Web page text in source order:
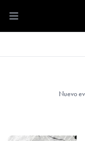
Open main menu
Nuevo